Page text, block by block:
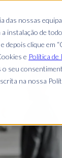
das nossas
instalação de
depois clique em
e Política de
o seu
na nossa